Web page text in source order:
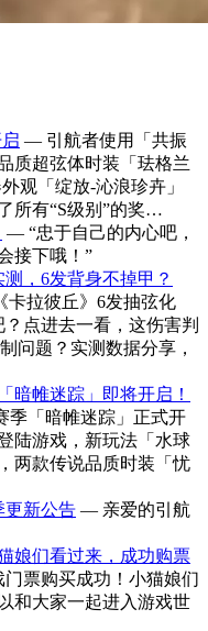
— 引航者使用「共振
质超弦体时装「珐格兰
观「绽放-沁浪珍卉」
所有“S级别”的奖…
— “忠于自己的内心吧，
接下哦！”
测，6发背身不掉甲？
拉彼丘》6发抽弦化
点进去一看，这伤害判
问题？实测数据分享，
暗帷迷踪」即将开启！
季「暗帷迷踪」正式开
陆游戏，新玩法「水球
两款传说品质时装「忧
更新公告 — 亲爱的引航
娘们看过来，成功购票
票购买成功！小猫娘们
和大家一起进入游戏世